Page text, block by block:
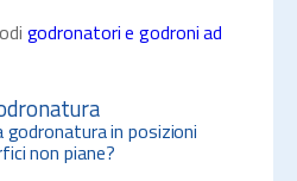
godronatori e godroni ad
godronatura in posizioni
non piane?